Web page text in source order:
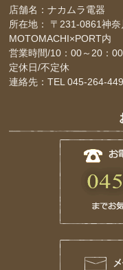
店舗名：ナカムラ電器
所在地： 〒231-0861神
MOTOMACHI×PORT内
営業時間/10：00～20：00
定休日/不定休
連絡先：TEL 045-264-